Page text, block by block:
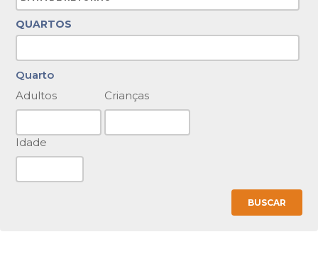
QUARTOS
Quarto
Adultos
Crianças
Idade
BUSCAR